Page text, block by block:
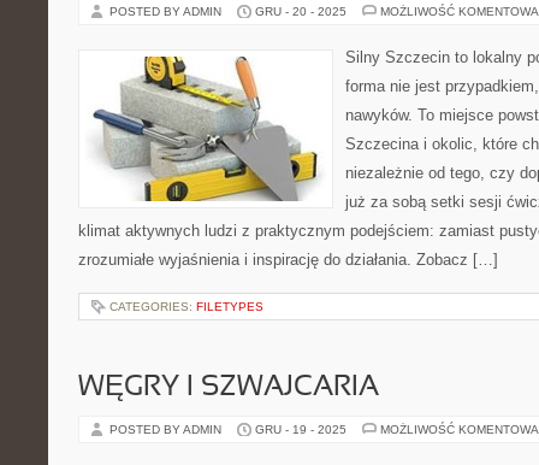
POSTED BY ADMIN GRU - 20 - 2025 MOŻLIWOŚĆ
Silny Szczecin to lokalny
forma nie jest
nawyków. To miejsce
Szczecina i okolic, które
niezależnie od tego, czy
już za sobą setki sesji
klimat aktywnych ludzi z praktycznym podejściem: zamiast
zrozumiałe wyjaśnienia i inspirację do działania. Zobacz […]
CATEGORIES: FILETYPES
WĘGRY I SZWAJCARIA
POSTED BY ADMIN GRU - 19 - 2025 MOŻLIWOŚĆ